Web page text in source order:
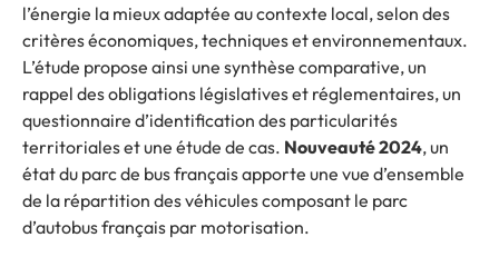
l’énergie la mieux adaptée au contexte local, selon des
critères économiques, techniques et environnementaux.
L’étude propose ainsi une synthèse comparative, un
rappel des obligations législatives et réglementaires, un
questionnaire d’identification des particularités
territoriales et une étude de cas. Nouveauté 2024, un
état du parc de bus français apporte une vue d’ensemble
de la répartition des véhicules composant le parc
d’autobus français par motorisation.